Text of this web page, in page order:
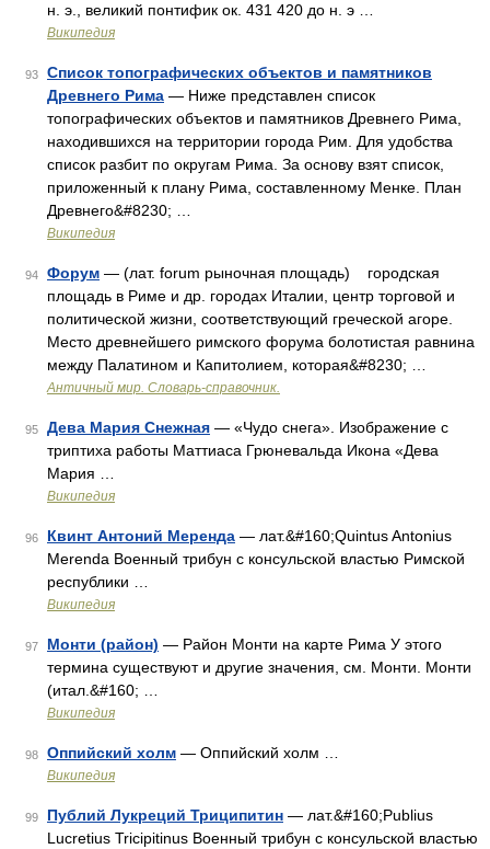
н. э., великий понтифик ок. 431 420 до н. э …
Википедия
93
Список топографических объектов и памятников
Древнего Рима — Ниже представлен список
топографических объектов и памятников Древнего Рима,
находившихся на территории города Рим. Для удобства
список разбит по округам Рима. За основу взят список,
приложенный к плану Рима, составленному Менке. План
Древнего&#8230; …
Википедия
94 Форум — (лат. forum рыночная площадь) городская
площадь в Риме и др. городах Италии, центр торговой и
политической жизни, соответствующий греческой агоре.
Место древнейшего римского форума болотистая равнина
между Палатином и Капитолием, которая&#8230; …
Античный мир. Словарь-справочник.
95 Дева Мария Снежная — «Чудо снега». Изображение с
триптиха работы Маттиаса Грюневальда Икона «Дева
Мария …
Википедия
96 Квинт Антоний Меренда — лат.&#160;Quintus Antonius
Merenda Военный трибун с консульской властью Римской
республики …
Википедия
97 Монти (район) — Район Монти на карте Рима У этого
термина существуют и другие значения, см. Монти. Монти
(итал.&#160; …
Википедия
98 Оппийский холм — Оппийский холм …
Википедия
99 Публий Лукреций Триципитин — лат.&#160;Publius
Lucretius Tricipitinus Военный трибун с консульской властью